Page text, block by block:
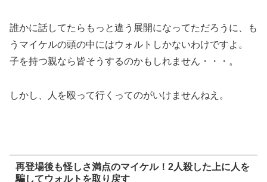
誰かに話してたらもっと違う展開になってただろうに、も
うマイケルの頭の中にはウォルトしかないわけですよ。
子を持つ親なら皆そうするのかもしれません・・・。
しかし、人を殴って行くってのがいけませんねえ。
再登場後も怪しさ満点のマイケル！2人殺した上に人を
騙してウォルトを取り戻す